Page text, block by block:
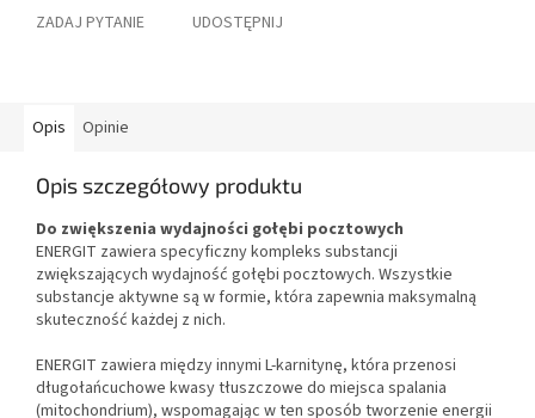
ZADAJ PYTANIE UDOSTĘPNIJ
Opis Opinie
Opis szczegółowy produktu
Do zwiększenia wydajności gołębi pocztowych
ENERGIT zawiera specyficzny kompleks substancji
zwiększających wydajność gołębi pocztowych. Wszystkie
substancje aktywne są w formie, która zapewnia maksymalną
skuteczność każdej z nich.
ENERGIT zawiera między innymi L-karnitynę, która przenosi
długołańcuchowe kwasy tłuszczowe do miejsca spalania
(mitochondrium), wspomagając w ten sposób tworzenie energii